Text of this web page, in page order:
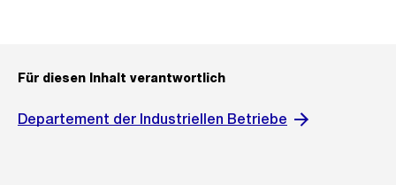
Für diesen Inhalt verantwortlich
Departement der Industriellen Betriebe